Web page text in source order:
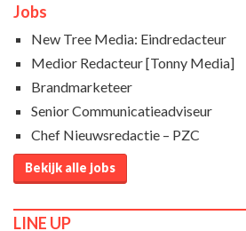
Jobs
New Tree Media: Eindredacteur
Medior Redacteur [Tonny Media]
Brandmarketeer
Senior Communicatieadviseur
Chef Nieuwsredactie – PZC
Bekijk alle jobs
LINE UP